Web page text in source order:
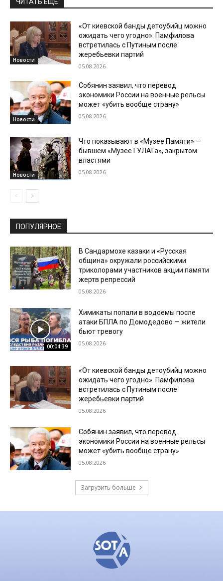
Новости
«От киевской банды детоубийц можно
ожидать чего угодно». Памфилова
встретилась с Путиным после
жеребьевки партий
05.08.2026
Новости
Собянин заявил, что перевод
экономики России на военные рельсы
может «убить вообще страну»
05.08.2026
Новости
Что показывают в «Музее Памяти» —
бывшем «Музее ГУЛАГа», закрытом
властями
05.08.2026
ПОПУЛЯРНОЕ
В Сандармохе казаки и «Русская
община» окружали российскими
триколорами участников акции памяти
жертв репрессий
05.08.2026
00:04:39
Химикаты попали в водоемы после
атаки БПЛА по Домодедово — жители
бьют тревогу
05.08.2026
«От киевской банды детоубийц можно
ожидать чего угодно». Памфилова
встретилась с Путиным после
жеребьевки партий
05.08.2026
Собянин заявил, что перевод
экономики России на военные рельсы
может «убить вообще страну»
05.08.2026
Загрузить больше